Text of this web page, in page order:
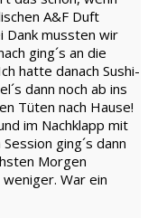
A&F Duft
Dank mussten wir
ging´s an die
hatte danach Sushi-
dann noch ab ins
Tüten nach Hause!
im Nachklapp mit
ging´s dann
Morgen
War ein